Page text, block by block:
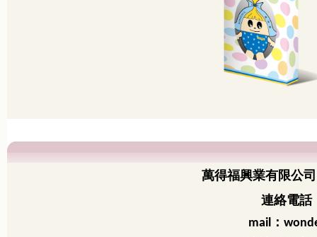
萬得福興業有限公司
連絡電
mail ：